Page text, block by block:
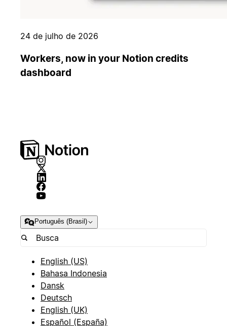
24 de julho de 2026
Workers, now in your Notion credits
dashboard
Português (Brasil)
English (US)
Bahasa Indonesia
Dansk
Deutsch
English (UK)
Español (España)